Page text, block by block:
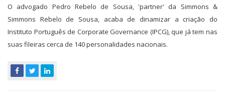
O advogado Pedro Rebelo de Sousa, 'partner' da Simmons &
Simmons Rebelo de Sousa, acaba de dinamizar a criação do
Instituto Português de Corporate Governance (IPCG), que já tem nas
suas fileiras cerca de 140 personalidades nacionais.